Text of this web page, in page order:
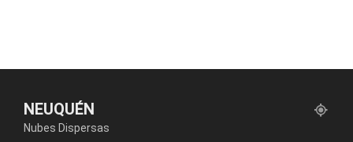
NEUQUÉN
Nubes Dispersas